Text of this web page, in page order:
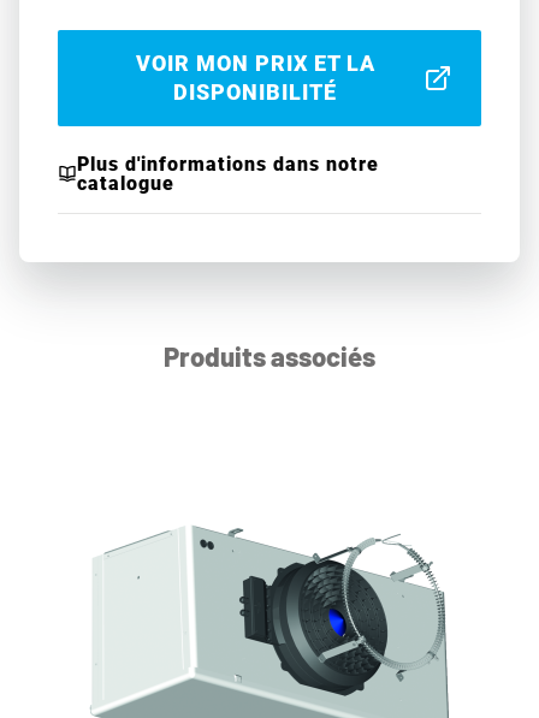
VOIR MON PRIX ET LA
DISPONIBILITÉ
Plus d'informations dans notre
catalogue
Produits associés